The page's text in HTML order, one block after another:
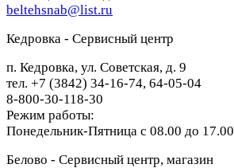
beltehsnab@list.ru
Кедровка - Сервисный центр
п. Кедровка, ул. Советская, д. 9
тел. +7 (3842) 34-16-74, 64-05-04
8-800-30-118-30
Режим работы:
Понедельник-Пятница с 08.00 до 17.00
Белово - Сервисный центр, магазин